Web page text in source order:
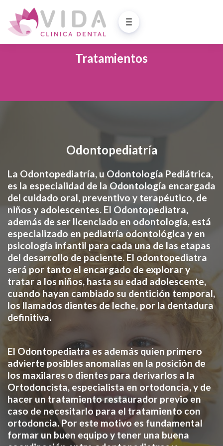
Tratamientos
Odontopediatría
La Odontopediatría, u Odontología Pediátrica,
es la especialidad de la Odontología encargada
del cuidado oral, preventivo y terapéutico, de
niños y adolescentes. El Odontopediatra,
además de ser licenciado en odontología, está
especializado en pediatría odontológica y en
psicología infantil para cada una de las etapas
del desarrollo de paciente. El odontopediatra
será por tanto el encargado de explorar y
tratar a los niños, hasta su edad adolescente,
cuando hayan cambiado su dentición temporal,
los llamados dientes de leche, por la dentadura
definitiva.
El Odontopediatra es además quien primero
advierte posibles anomalías en la posición de
los maxilares o dientes para derivarlos a la
Ortodoncista, especialista en ortodoncia, y de
hacer un tratamiento restaurador previo en
caso de necesitarlo para el tratamiento con
ortodoncia. Por este motivo es fundamental
formar un buen equipo y tener una buena